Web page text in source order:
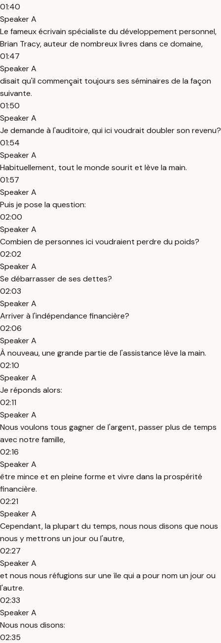
01:40
Speaker A
Le fameux écrivain spécialiste du développement personnel,
Brian Tracy, auteur de nombreux livres dans ce domaine,
01:47
Speaker A
disait qu'il commençait toujours ses séminaires de la façon
suivante.
01:50
Speaker A
Je demande à l'auditoire, qui ici voudrait doubler son revenu?
01:54
Speaker A
Habituellement, tout le monde sourit et lève la main.
01:57
Speaker A
Puis je pose la question:
02:00
Speaker A
Combien de personnes ici voudraient perdre du poids?
02:02
Speaker A
Se débarrasser de ses dettes?
02:03
Speaker A
Arriver à l'indépendance financière?
02:06
Speaker A
À nouveau, une grande partie de l'assistance lève la main.
02:10
Speaker A
Je réponds alors:
02:11
Speaker A
Nous voulons tous gagner de l'argent, passer plus de temps
avec notre famille,
02:16
Speaker A
être mince et en pleine forme et vivre dans la prospérité
financière.
02:21
Speaker A
Cependant, la plupart du temps, nous nous disons que nous
nous y mettrons un jour ou l'autre,
02:27
Speaker A
et nous nous réfugions sur une île qui a pour nom un jour ou
l'autre.
02:33
Speaker A
Nous nous disons:
02:35